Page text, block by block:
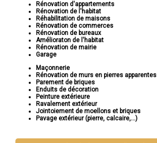
Rénovation d'appartements
Rénovation de l'habitat
Réhabilitation de maisons
Rénovation de commerces
Rénovation de bureaux
Amélioraton de l'habitat
Rénovation de mairie
Garage
Maçonnerie
Rénovation de murs en pierres apparentes
Parement de briques
Enduits de décoration
Peinture extérieure
Ravalement extérieur
Jointoiement de moellons et briques
Pavage extérieur (pierre, calcaire,...)